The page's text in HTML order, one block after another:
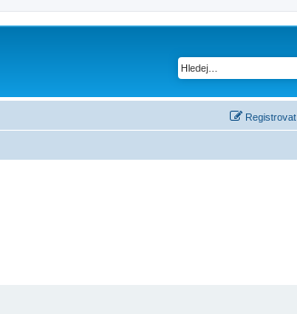
Registrovat